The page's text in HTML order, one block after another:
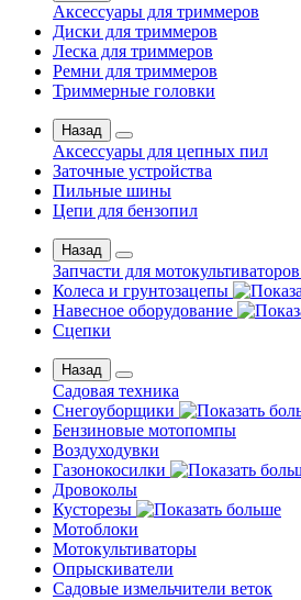
Аксессуары для триммеров
Диски для триммеров
Леска для триммеров
Ремни для триммеров
Триммерные головки
Назад
Аксессуары для цепных пил
Заточные устройства
Пильные шины
Цепи для бензопил
Назад
Запчасти для
Колеса и грунтозацепы
Навесное оборудование
Сцепки
Назад
Садовая техника
Снегоуборщики
Бензиновые мотопомпы
Воздуходувки
Газонокосилки
Дровоколы
Кусторезы
Мотоблоки
Мотокультиваторы
Опрыскиватели
Садовые измельчители веток